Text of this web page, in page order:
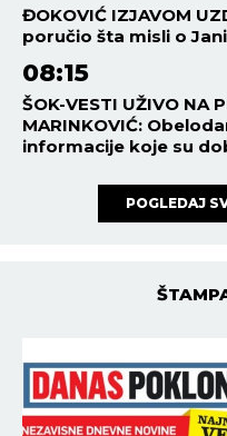
ĐOKOVIĆ IZJAVOM
poručio šta misli o
08:15
ŠOK-VESTI UŽIVO NA
MARINKOVIĆ:
informacije koje su
POGLEDAJ